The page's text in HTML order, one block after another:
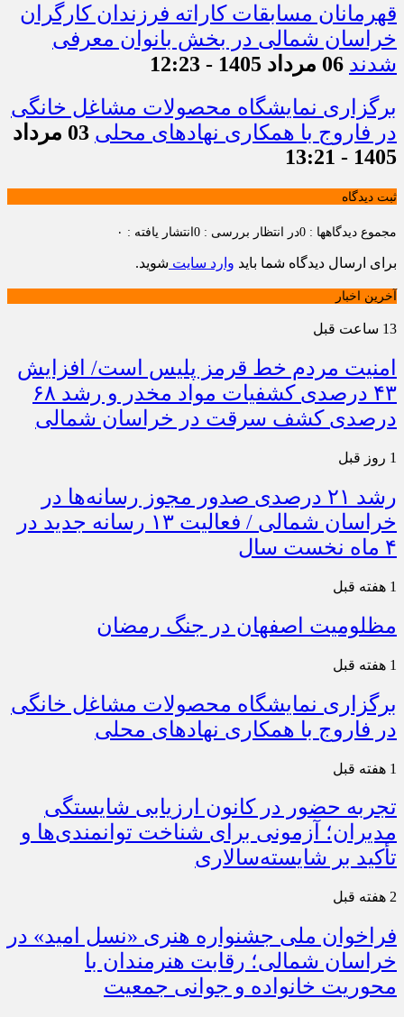
قهرمانان مسابقات کاراته فرزندان کارگران
خراسان شمالی در بخش بانوان معرفی
شدند 06 مرداد 1405 - 12:23
برگزاری نمایشگاه محصولات مشاغل خانگی
در فاروج با همکاری نهادهای محلی
03 مرداد
1405 - 13:21
ثبت دیدگاه
مجموع دیدگاهها : 0 در انتظار بررسی : 0 انتشار یافته : ۰
برای ارسال دیدگاه شما باید وارد سایت شوید.
آخرین اخبار
13 ساعت قبل
امنیت مردم خط قرمز پلیس است/ افزایش
۴۳ درصدی کشفیات مواد مخدر و رشد ۶۸
درصدی کشف سرقت در خراسان شمالی
1 روز قبل
رشد ۲۱ درصدی صدور مجوز رسانه‌ها در
خراسان شمالی / فعالیت ۱۳ رسانه جدید در
۴ ماه نخست سال
1 هفته قبل
مظلومیت اصفهان در جنگ رمضان
1 هفته قبل
برگزاری نمایشگاه محصولات مشاغل خانگی
در فاروج با همکاری نهادهای محلی
1 هفته قبل
تجربه حضور در کانون ارزیابی شایستگی
مدیران؛ آزمونی برای شناخت توانمندی‌ها و
تأکید بر شایسته‌سالاری
2 هفته قبل
فراخوان ملی جشنواره هنری «نسل امید» در
خراسان شمالی؛ رقابت هنرمندان با
محوریت خانواده و جوانی جمعیت